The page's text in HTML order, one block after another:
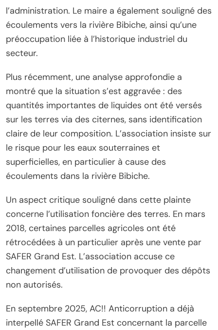
l’administration. Le maire a également souligné des
écoulements vers la rivière Bibiche, ainsi qu’une
préoccupation liée à l’historique industriel du
secteur.
Plus récemment, une analyse approfondie a
montré que la situation s’est aggravée : des
quantités importantes de liquides ont été versés
sur les terres via des citernes, sans identification
claire de leur composition. L’association insiste sur
le risque pour les eaux souterraines et
superficielles, en particulier à cause des
écoulements dans la rivière Bibiche.
Un aspect critique souligné dans cette plainte
concerne l’utilisation foncière des terres. En mars
2018, certaines parcelles agricoles ont été
rétrocédées à un particulier après une vente par
SAFER Grand Est. L’association accuse ce
changement d’utilisation de provoquer des dépôts
non autorisés.
En septembre 2025, AC!! Anticorruption a déjà
interpellé SAFER Grand Est concernant la parcelle